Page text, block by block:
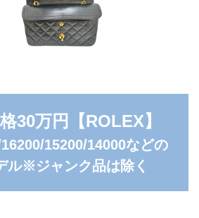
30万円 【ROLEX】
15200/14000などの
ル※ジャンク品は除く